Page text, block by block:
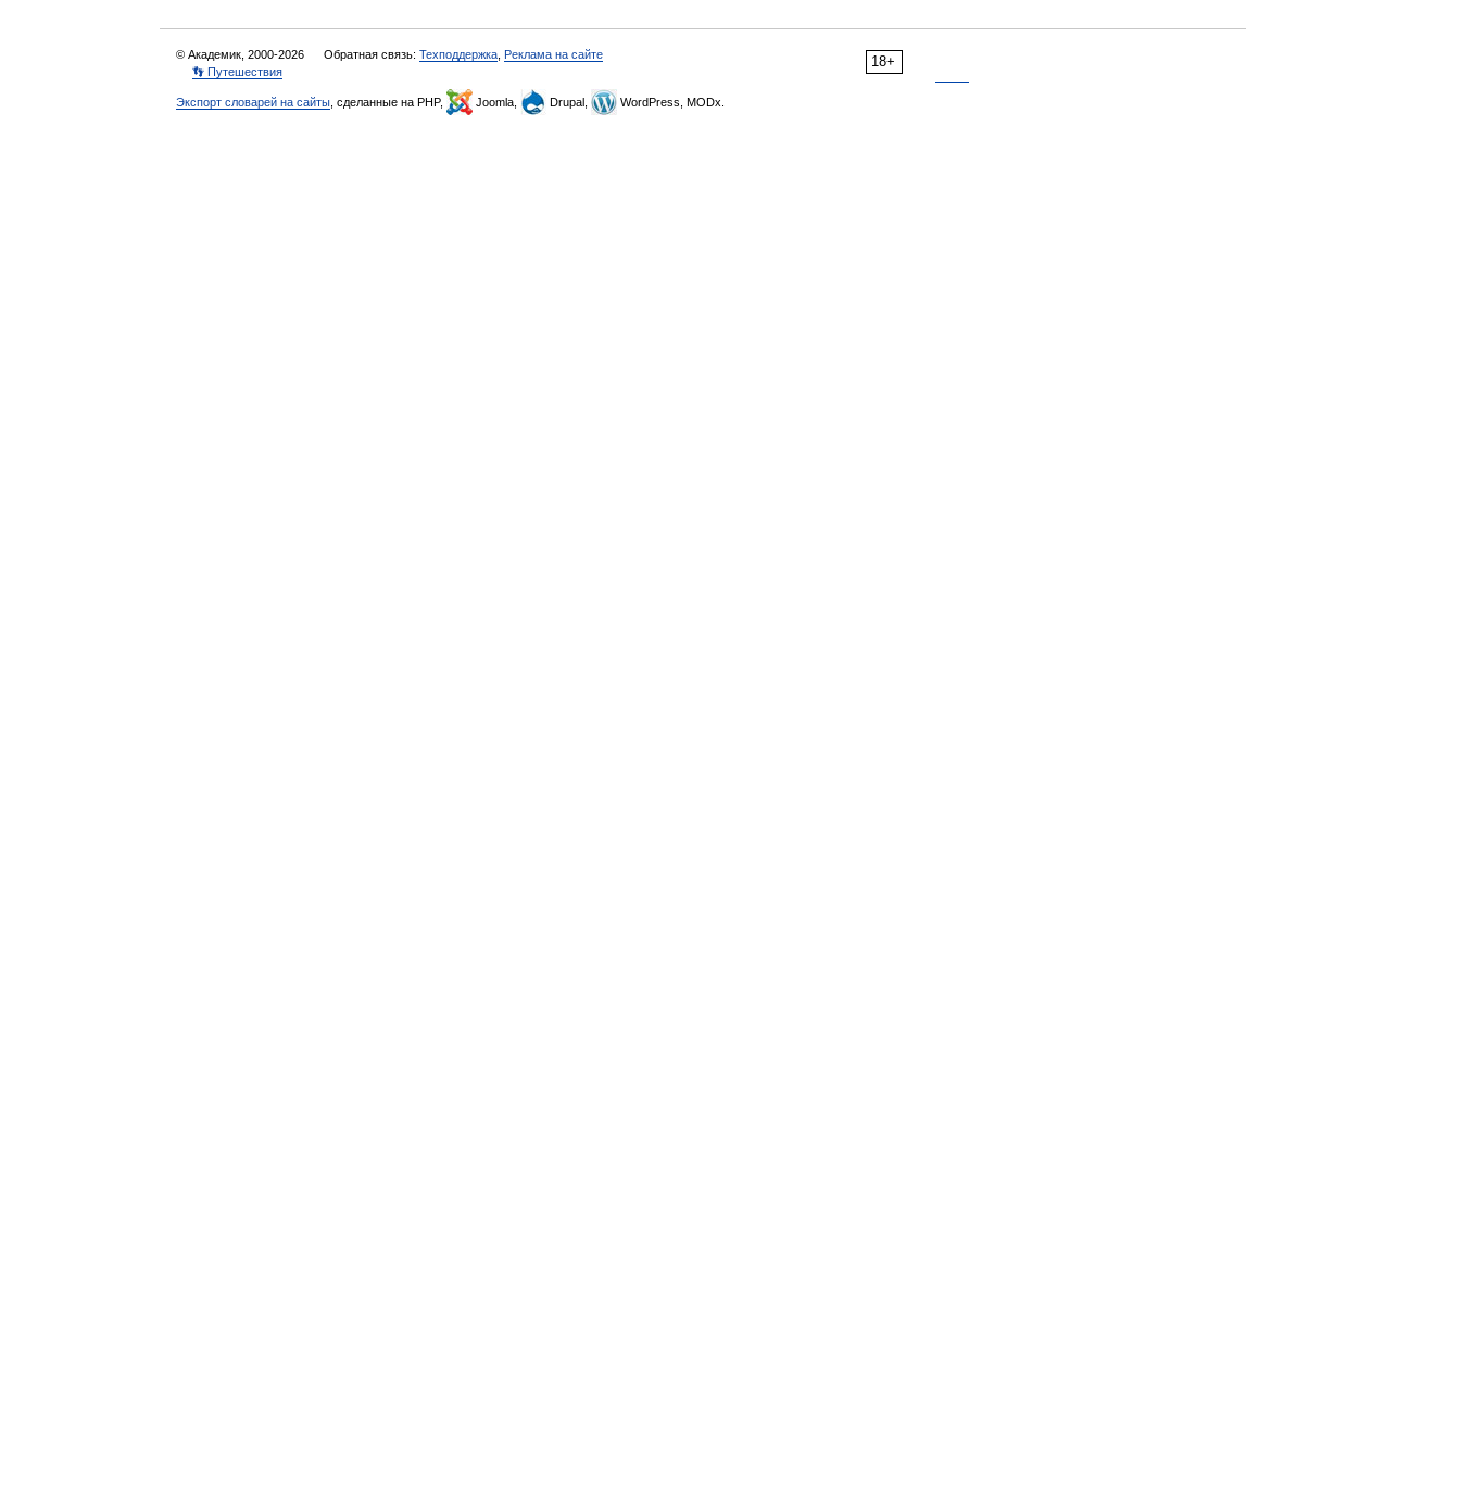
18+
© Академик, 2000-2026 Обратная связь: Техподдержка Реклама на сайте
👣 Путешествия
Экспорт словарей на сайты , сделанные на PHP, Joomla, Drupal, WordPress, MODx.